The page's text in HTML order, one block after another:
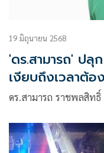
19 มิถุนายน 2568
'ดร.สามารถ' ปลุ
เงียบถึงเวลาต้
ดร.สามารถ ราชพลสิทธิ์